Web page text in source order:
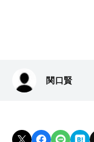
関口賢